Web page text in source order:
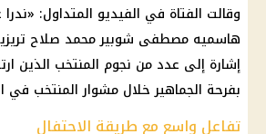
وقالت الفتاة في الفيديو المتداول:
هاسميه مصطفى شوبيرمحمد صلاح
إشارة إلى عدد من نجوم المنتخب الذين
بفرحة الجماهير خلال مشوار المنتخب في
تفاعل واسع مع طريقة الاحتفال